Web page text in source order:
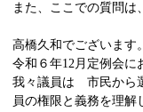
また、ここでの質問は
高橋久和でございます
令和６年12月定例会
我々議員は 市民から
員の権限と義務を理解